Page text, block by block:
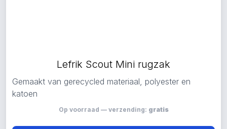
Lefrik Scout Mini rugzak
Gemaakt van gerecycled materiaal, polyester en
katoen
Op voorraad — verzending: gratis